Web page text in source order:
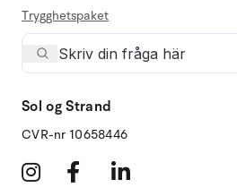
Trygghetspaket
Sol og Strand
CVR-nr 10658446